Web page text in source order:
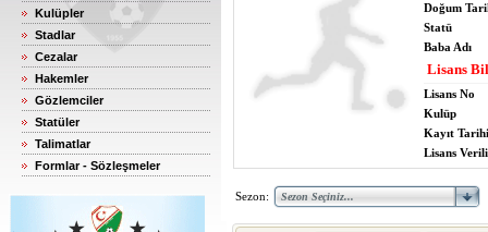
Kulüpler
Stadlar
Cezalar
Hakemler
Gözlemciler
Statüler
Talimatlar
Formlar - Sözleşmeler
Doğum
Statü
Baba Adı
Lisans
Lisans No
Kulüp
Kayıt Tarihi
Lisans
Sezon: